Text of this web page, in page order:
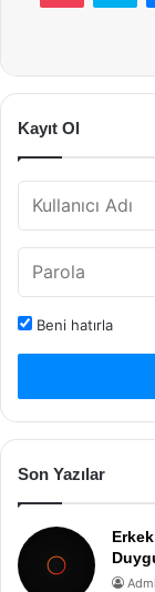
Kayıt Ol
Beni hatırla
Son Yazılar